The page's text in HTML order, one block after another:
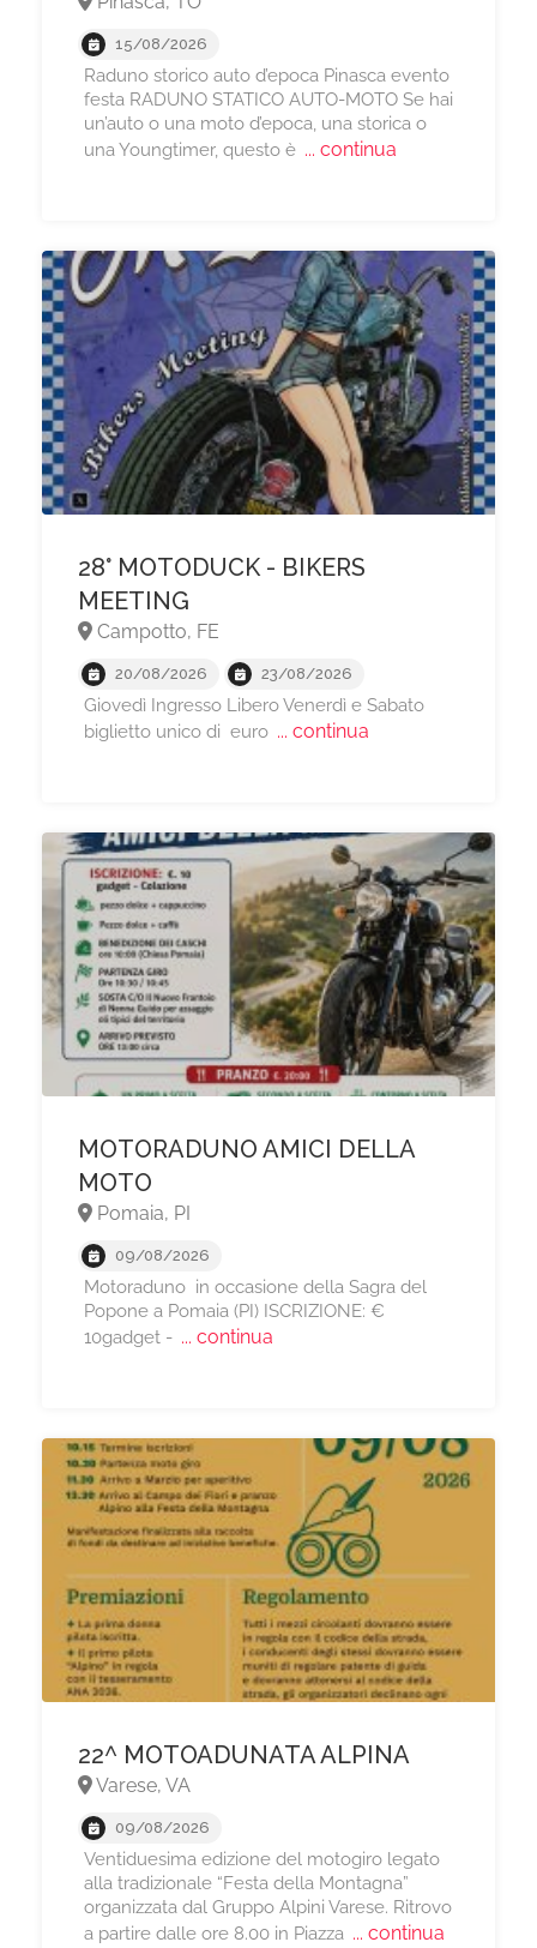
15/08/2026
Raduno storico auto d’epoca Pinasca evento
festa RADUNO STATICO AUTO-MOTO Se hai
un’auto o una moto d’epoca, una storica o
una Youngtimer, questo è... continua
28° MOTODUCK - BIKERS
MEETING
Campotto, FE
20/08/2026 23/08/2026
Giovedì Ingresso Libero Venerdì e Sabato
biglietto unico di euro... continua
MOTORADUNO AMICI DELLA
MOTO
Pomaia, PI
09/08/2026
Motoraduno in occasione della Sagra del
Popone a Pomaia (PI) ISCRIZIONE: €
10gadget -... continua
22^ MOTOADUNATA ALPINA
Varese, VA
09/08/2026
Ventiduesima edizione del motogiro legato
alla tradizionale “Festa della Montagna”
organizzata dal Gruppo Alpini Varese. Ritrovo
a partire dalle ore 8.00 in Piazza ... continua